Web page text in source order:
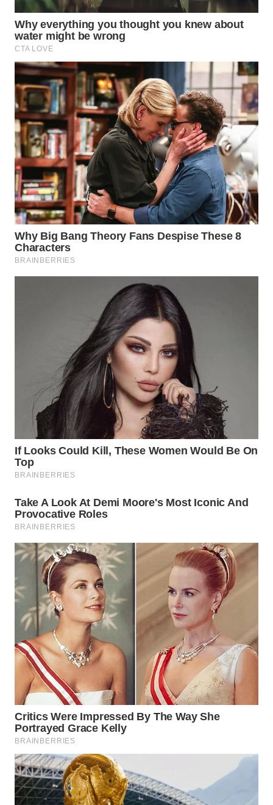
BORNEO
Wahana
Media
Group
WAHANA
NEWS
WAHANA
TANI
WAHANA
ADVOKAT
WAHANA
INFRASTRUKTUR
WAHANA
TRAVEL
WAHANA
TV
WAHANANEWS
WAHANANEWS
CO ID
WAHANANEWS
NET
WAHANA
SPORT
WAHANA
UMKM
WAHANA
SELEB
WAHANA
PERSONA
WAHANA
OTOMOTIF